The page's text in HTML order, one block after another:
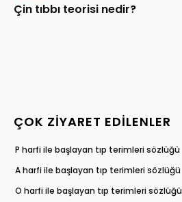
Çin tıbbı teorisi nedir?
ÇOK ZIYARET EDILENLER
P harfi ile başlayan tıp terimleri sözlüğü
A harfi ile başlayan tıp terimleri sözlüğü
O harfi ile başlayan tıp terimleri sözlüğü